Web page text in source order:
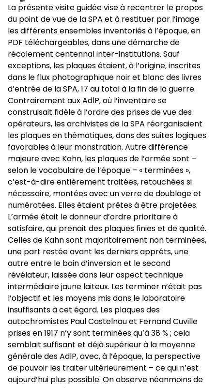
slide
précédente
1/4
slide
La présente visite guidée vise à recentrer le propos
du point de vue de la SPA et à restituer par l’image
les différents ensembles inventoriés à l’époque, en
PDF téléchargeables, dans une démarche de
récolement centennal inter-institutions. Sauf
exceptions, les plaques étaient, à l’origine, inscrites
dans le flux photographique noir et blanc des livres
d’entrée de la SPA, 17 au total à la fin de la guerre.
Contrairement aux AdlP, où l’inventaire se
construisait fidèle à l’ordre des prises de vue des
opérateurs, les archivistes de la SPA réorganisaient
les plaques en thématiques, dans des suites logiques
favorables à leur monstration. Autre différence
majeure avec Kahn, les plaques de l’armée sont –
selon le vocabulaire de l’époque – « terminées »,
c’est-à-dire entièrement traitées, retouchées si
nécessaire, montées avec un verre de doublage et
numérotées. Elles étaient prêtes à être projetées.
L’armée était le donneur d’ordre prioritaire à
satisfaire, qui prenait des plaques finies et de qualité.
Celles de Kahn sont majoritairement non terminées,
une part restée avant les derniers apprêts, une
autre entre le bain d’inversion et le second
révélateur, laissée dans leur aspect technique
intermédiaire jaune laiteux. Les terminer n’était pas
l’objectif et les moyens mis dans le laboratoire
insuffisants à cet égard. Les plaques des
autochromistes Paul Castelnau et Fernand Cuville
prises en 1917 n’y sont terminées qu’à 38 % ; cela
semblait suffisant et déjà supérieur à la moyenne
générale des AdlP, avec, à l’époque, la perspective
de pouvoir les traiter ultérieurement – ce qui n’est
aujourd’hui plus possible. On observe néanmoins de